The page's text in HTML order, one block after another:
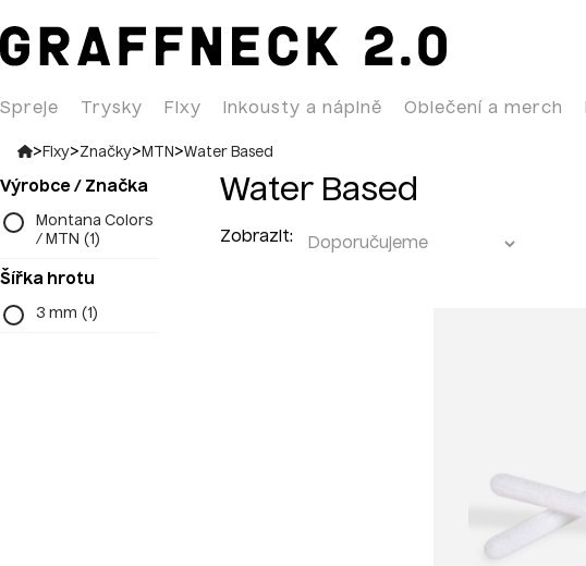
Spreje Trysky Fixy Inkousty a náplně Oblečení a merch
>Fixy>Značky>MTN >Water Based
Výrobce / Značka
Montana Colors
/ MTN (1)
Šířka hrotu
3 mm (1)
Water Based
Zobrazit: